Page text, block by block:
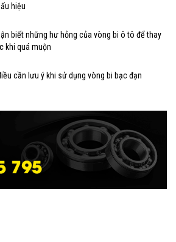
hiệu
biết những hư hỏng của vòng bi ô tô để thay
khi quá muộn
cần lưu ý khi sử dụng vòng bi bạc đạn